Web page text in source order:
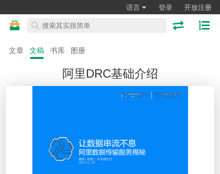
语言 登录 开放注册
文章 文稿 书库 图册
阿里DRC基础介绍